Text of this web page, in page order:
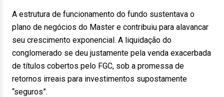
A estrutura de funcionamento do fundo sustentava o
plano de negócios do Master e contribuiu para alavancar
seu crescimento exponencial. A liquidação do
conglomerado se deu justamente pela venda exacerbada
de títulos cobertos pelo FGC, sob a promessa de
retornos irreais para investimentos supostamente
“seguros”.